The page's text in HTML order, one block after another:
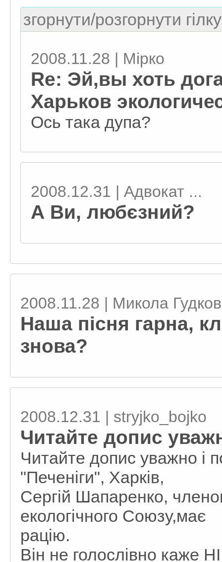
згорнути/розгорнути
2008.11.28 | Мірко
Re: Эй,вы хоть
Харьков
Ось така дупа?
2008.12.31 | Адвокат ...
А Ви, любєзний?
2008.11.28 | Микола
Наша пісня гарна,
знова?
2008.12.31 | stryjko_bojko
Читайте допис
Читайте допис уважно і
"Печеніги", Харків,
Сергій Шапаренко,
екологічного Союзу,має
рацію.
Він не голослівно каже